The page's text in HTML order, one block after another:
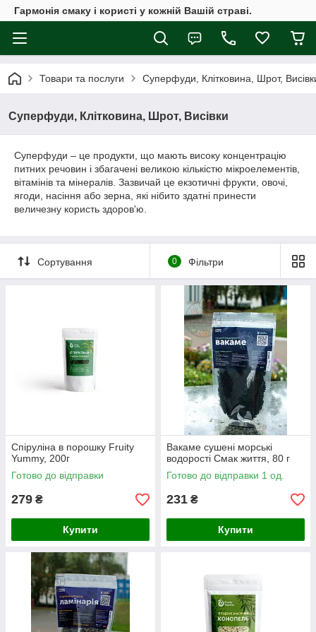
Гармонія смаку і користі у кожній Вашій страві.
Товари та послуги Суперфуди, Клітковина, Шрот,
Суперфуди, Клітковина, Шрот, Висівки
Суперфуди – це продукти, що мають високу концентрацію
питних речовин і збагачені великою кількістю мікроелементів,
вітамінів та мінералів. Зазвичай це екзотичні фрукти, овочі,
ягоди, насіння або зерна, які нібито здатні принести
величезну користь здоров'ю.
Сортування 0 Фільтри
Спіруліна в порошку Fruity
Yummy, 200г
Готово до відправки
279 ₴
Купити
Вакаме сушені морські
водорості Смак життя, 80 г
Готово до відправки 1 од.
231 ₴
Купити